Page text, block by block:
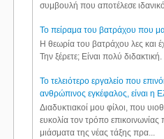
συμβουλή που αποτέλεσε
Το πείραμα του βατράχου που
Η θεωρία του βατράχου λες και
Την ξέρετε; Είναι πολύ διδακτική.
Το τελειότερο εργαλείο που
ανθρώπινος εγκέφαλος, είναι η
Διαδυκτιακοί μου φίλοι, που
ευκολία τον τρόπο
μιάσματα της νέας τάξης πρα...